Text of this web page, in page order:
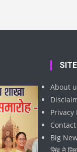
About
Privacy
Big